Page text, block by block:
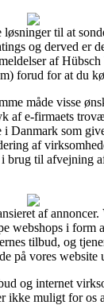
til at
og derved er
af
forud for at du
måde visse
af e-firmaets
i Danmark som
af
i brug til afvejning
af annoncer.
webshops i form
tilbud, og
på vores website
og internet
ikke muligt for os